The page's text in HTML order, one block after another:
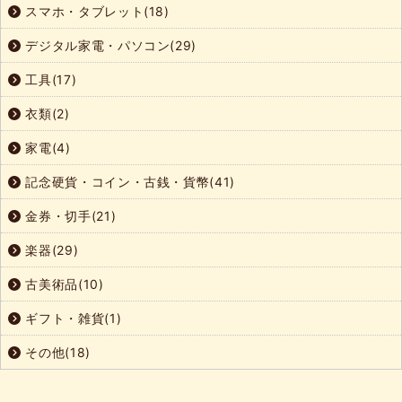
スマホ・タブレット(18)
デジタル家電・パソコン(29)
工具(17)
衣類(2)
家電(4)
記念硬貨・コイン・古銭・貨幣(41)
金券・切手(21)
楽器(29)
古美術品(10)
ギフト・雑貨(1)
その他(18)